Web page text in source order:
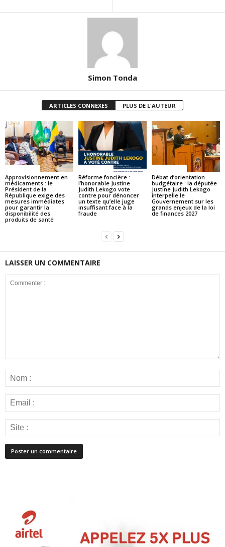
Simon Tonda
ARTICLES CONNEXES PLUS DE L'AUTEUR
Approvisionnement en
médicaments : le
Président de la
République exige des
mesures immédiates
pour garantir la
disponibilité des
produits de santé
Réforme foncière :
l’honorable Justine
Judith Lekogo vote
contre pour dénoncer
un texte qu’elle juge
insuffisant face à la
fraude
Débat d’orientation
budgétaire : la députée
Justine Judith Lekogo
interpelle le
Gouvernement sur les
grands enjeux de la loi
de finances 2027
LAISSER UN COMMENTAIRE